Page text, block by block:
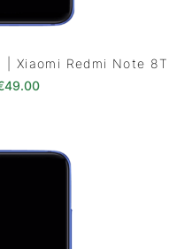
| Xiaomi Redmi Note 8T
preço original era: €59.00.
49.00O preço atual é: